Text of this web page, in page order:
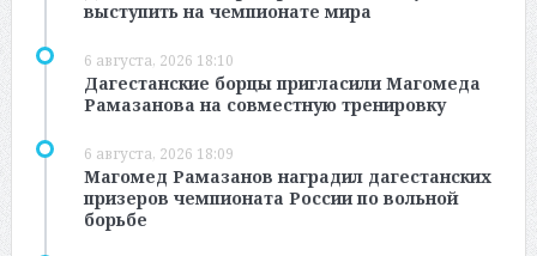
выступить на чемпионате мира
6 августа, 2026 18:10
Дагестанские борцы пригласили Магомеда
Рамазанова на совместную тренировку
6 августа, 2026 18:09
Магомед Рамазанов наградил дагестанских
призеров чемпионата России по вольной
борьбе